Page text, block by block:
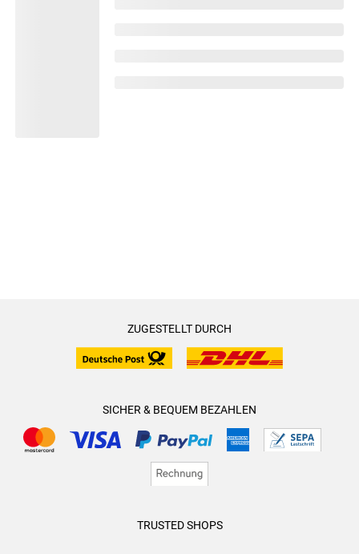
ZUGESTELLT DURCH
SICHER & BEQUEM BEZAHLEN
TRUSTED SHOPS